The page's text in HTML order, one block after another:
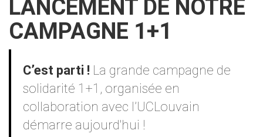
LANCEMENT DE NOTRE
CAMPAGNE 1+1
C’est parti ! La grande campagne de
solidarité 1+1, organisée en
collaboration avec l’UCLouvain
démarre aujourd'hui !